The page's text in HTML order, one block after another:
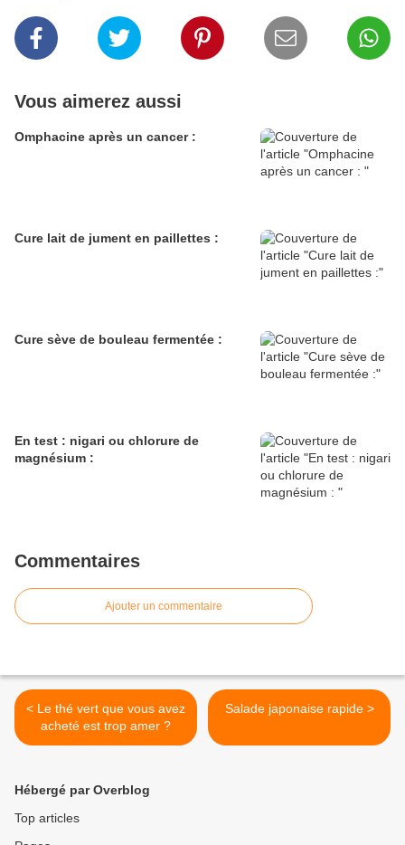
Vous aimerez aussi
Omphacine après un cancer :
Cure lait de jument en paillettes :
Cure sève de bouleau fermentée :
En test : nigari ou chlorure de
magnésium :
Commentaires
Ajouter un commentaire
< Le thé vert que vous avez
acheté est trop amer ?
Salade japonaise rapide >
Hébergé par Overblog
Top articles